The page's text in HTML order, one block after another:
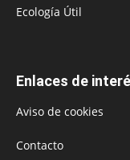
Ecología Útil
Enlaces de
Aviso de cookies
Contacto